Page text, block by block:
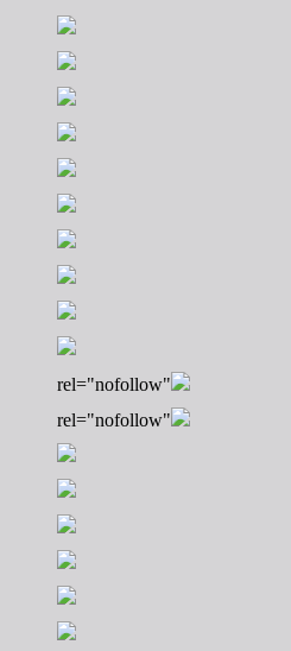
rel="nofollow"
rel="nofollow"